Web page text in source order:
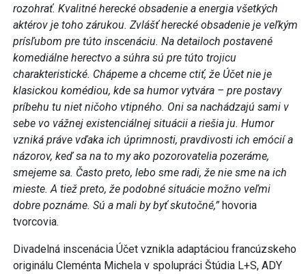
rozohrať. Kvalitné herecké obsadenie a energia všetkých
aktérov je toho zárukou. Zvlášť herecké obsadenie je veľkým
prísľubom pre túto inscenáciu. Na detailoch postavené
komediálne herectvo a súhra sú pre túto trojicu
charakteristické. Chápeme a chceme ctiť, že Účet nie je
klasickou komédiou, kde sa humor vytvára – pre postavy
príbehu tu niet ničoho vtipného. Oni sa nachádzajú sami v
sebe vo vážnej existenciálnej situácii a riešia ju. Humor
vzniká práve vďaka ich úprimnosti, pravdivosti ich emócií a
názorov, keď sa na to my ako pozorovatelia pozeráme,
smejeme sa. Často preto, lebo sme radi, že nie sme na ich
mieste. A tiež preto, že podobné situácie možno veľmi
dobre poznáme. Sú a mali by byť skutočné,” hovoria
tvorcovia.
Divadelná inscenácia Účet vznikla adaptáciou francúzskeho
originálu Cleménta Michela v spolupráci Štúdia L+S, ADY